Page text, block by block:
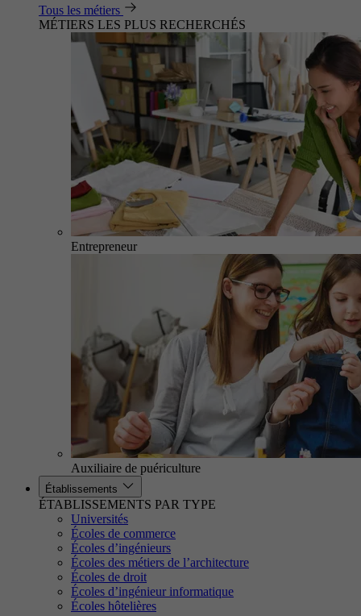
Tous les métiers
MÉTIERS LES PLUS RECHERCHÉS
Entrepreneur
Auxiliaire de puériculture
Établissements
ÉTABLISSEMENTS PAR TYPE
Universités
Écoles de commerce
Écoles d’ingénieurs
Écoles des métiers de l’architecture
Écoles de droit
Écoles d’ingénieur informatique
Écoles hôtelières